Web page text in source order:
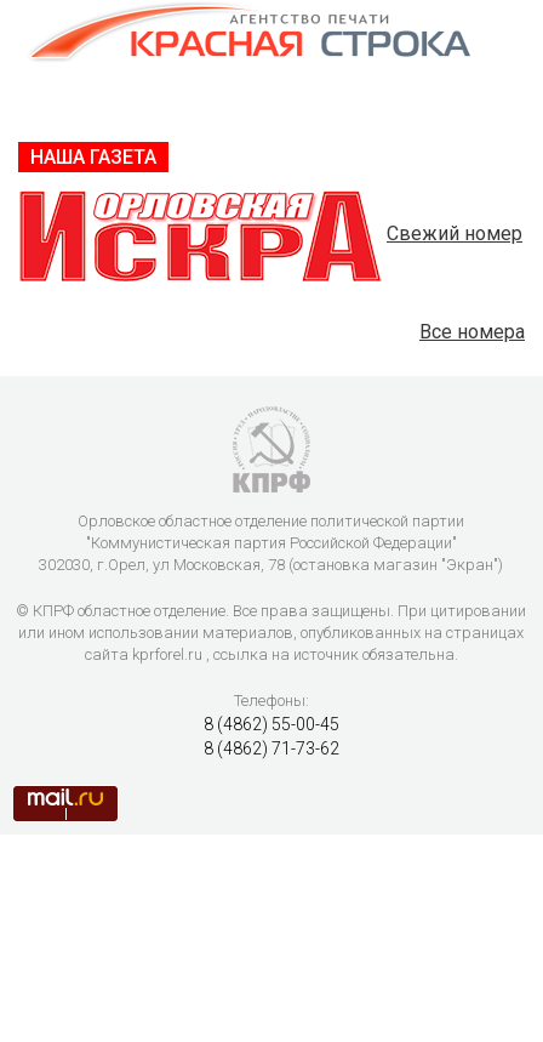
НАША ГАЗЕТА
Свежий номер
Все номера
Орловское областное отделение политической партии
"Коммунистическая партия Российской Федерации"
302030, г.Орел, ул Московская, 78 (остановка магазин "Экран")
© КПРФ областное отделение. Все права защищены. При цитировании
или ином использовании материалов, опубликованных на страницах
сайта kprforel.ru , ссылка на источник обязательна.
Телефоны:
8 (4862) 55-00-45
8 (4862) 71-73-62